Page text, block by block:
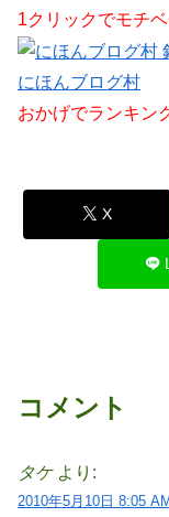
1クリックでモチ
にほんブログ村
おかげでランキン
X
コメント
タケ より:
2010年5月10日 8:05